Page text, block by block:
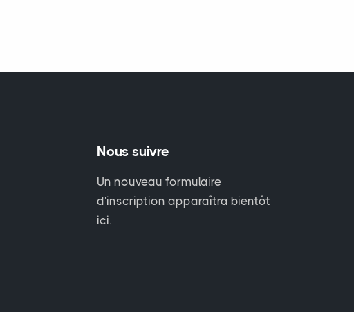
Nous suivre
Un nouveau formulaire
d'inscription apparaîtra bientôt
ici.